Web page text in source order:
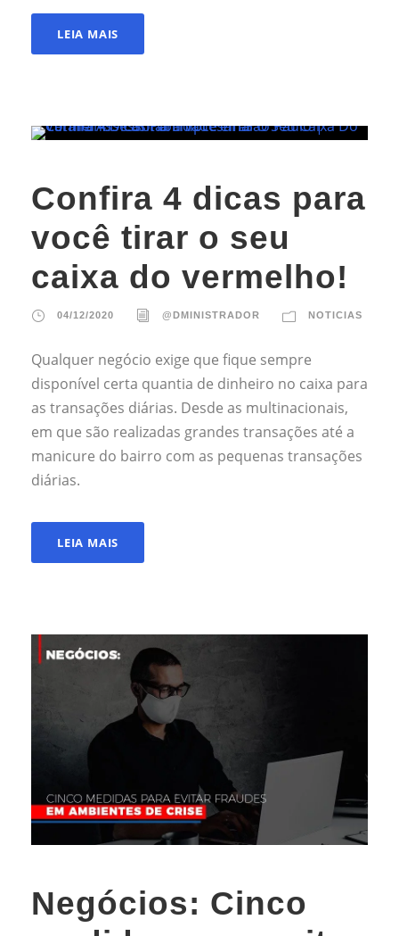
LEIA MAIS
Confira 4 dicas para
você tirar o seu
caixa do vermelho!
04/12/2020 @DMINISTRADOR NOTICIAS
Qualquer negócio exige que fique sempre
disponível certa quantia de dinheiro no caixa para
as transações diárias. Desde as multinacionais,
em que são realizadas grandes transações até a
manicure do bairro com as pequenas transações
diárias.
LEIA MAIS
Negócios: Cinco